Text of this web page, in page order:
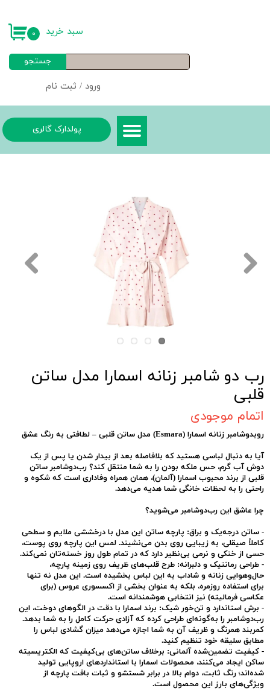
ورود / ثبت نام
خروج از حساب کاربری
جستجو
۰ سبد خرید
پولدارک گالری
رب دو شامبر زنانه اسمارا مدل ساتن
قلبی
اتمام موجودی
روبدوشامبر زنانه اسمارا (Esmara) مدل ساتن قلبی – لطافتی به رنگ عشق
آیا به دنبال لباسی هستید که بلافاصله بعد از بیدار شدن یا پس از یک
دوش آب گرم، حس ملکه بودن را به شما منتقل کند؟ رب‌دوشامبر ساتن
قلبی از برند محبوباسمارا (آلمان)، همان همراه وفاداری است که شکوه و
راحتی را به لحظات خانگی شما هدیه می‌دهد.
چرا عاشق این رب‌دوشامبر می‌شوید؟
-ساتن درجه‌یک و براق: پارچه ساتن این مدل با درخششی ملایم و سطحی
کاملاً صیقلی، به زیبایی روی بدن می‌نشیند. لمس این پارچه روی پوست،
حسی از خنکی و نرمی بی‌نظیر دارد که در تمام طول روز خسته‌تان نمی‌کند.
-طراحی رمانتیک و دلبرانه: طرح قلب‌های ظریف روی زمینه پارچه،
حال‌وهوایی زنانه و شاداب به این لباس بخشیده است. این مدل نه تنها
برای استفاده روزمره، بلکه به عنوان بخشی از اکسسوری عروس (برای
عکاسی فرمالیته) نیز انتخابی هوشمندانه است.
- برش استاندارد و تن‌خور شیک: برند اسمارا با دقت در الگوهای دوخت، این
رب‌دوشامبر را به‌گونه‌ای طراحی کرده که آزادی حرکت کامل را به شما بدهد.
کمربند همرنگ و ظریف آن به شما اجازه می‌دهد میزان گشادی لباس را
مطابق سلیقه خود تنظیم کنید.
-کیفیت تضمین‌شده آلمانی: برخلاف ساتن‌های بی‌کیفیت که الکتریسیته
ساکن ایجاد می‌کنند، محصولات اسمارا با استانداردهای اروپایی تولید
شده‌اند؛ رنگ ثابت، دوام بالا در برابر شستشو و ثبات بافت پارچه از
ویژگی‌های بارز این محصول است.